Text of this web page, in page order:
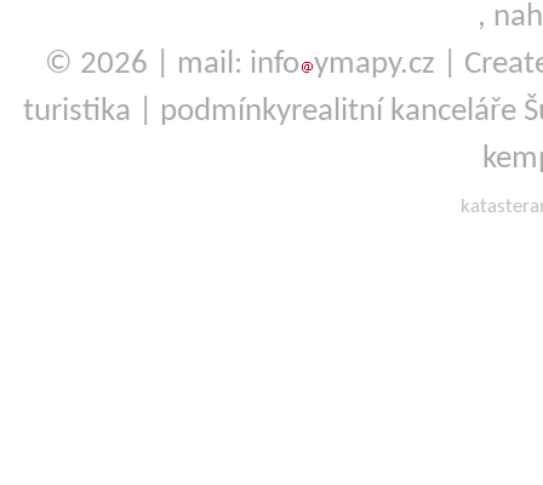
,
© 2026 | mail: info ymapy.cz |
turistika
podmínkyrealitní kanceláře